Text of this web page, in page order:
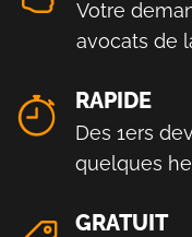
Votre
avocats de
RAPIDE
Des 1ers
quelques
GRATUIT